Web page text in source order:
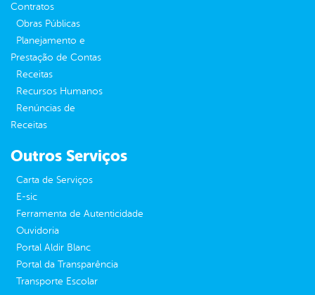
Contratos
Obras Públicas
Planejamento e
Prestação de Contas
Receitas
Recursos Humanos
Renúncias de
Receitas
Outros Serviços
Carta de Serviços
E-sic
Ferramenta de Autenticidade
Ouvidoria
Portal Aldir Blanc
Portal da Transparência
Transporte Escolar